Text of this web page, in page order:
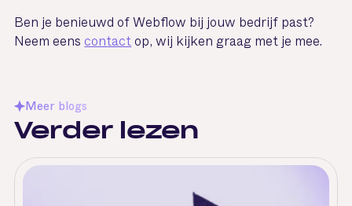
Ben je benieuwd of Webflow bij jouw bedrijf past?
Neem eens contactop, wij kijken graag met je mee.
Meer blogs
Verder lezen